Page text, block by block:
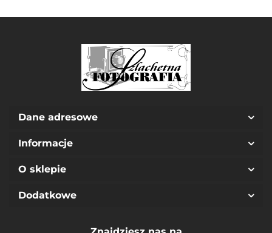
Dane adresowe
Informacje
O sklepie
Dodatkowe